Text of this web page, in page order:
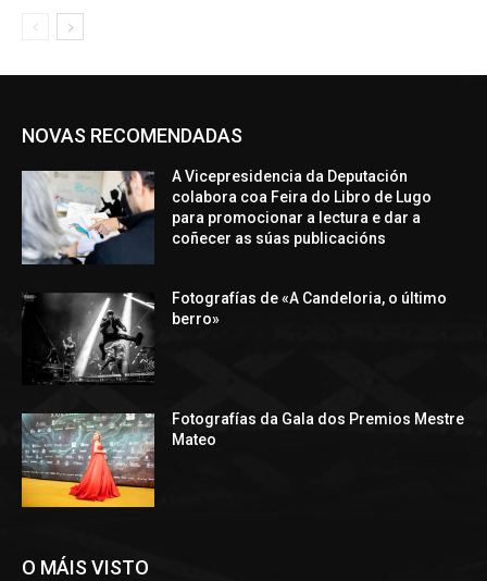
NOVAS RECOMENDADAS
A Vicepresidencia da Deputación
colabora coa Feira do Libro de Lugo
para promocionar a lectura e dar a
coñecer as súas publicacións
Fotografías de «A Candeloria, o último
berro»
Fotografías da Gala dos Premios Mestre
Mateo
O MÁIS VISTO